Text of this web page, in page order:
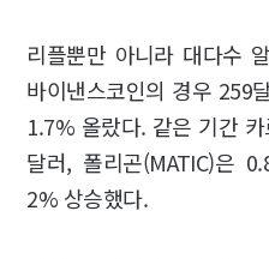
리플뿐만 아니라 대다수
바이낸스코인의 경우 259
1.7% 올랐다. 같은 기간
달러, 폴리곤(MATIC)은
2% 상승했다.